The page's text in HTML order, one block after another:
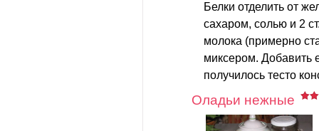
Белки отделить от
сахаром, солью и 2
молока (примерно
миксером. Добавить
получилось тесто
Оладьи нежные